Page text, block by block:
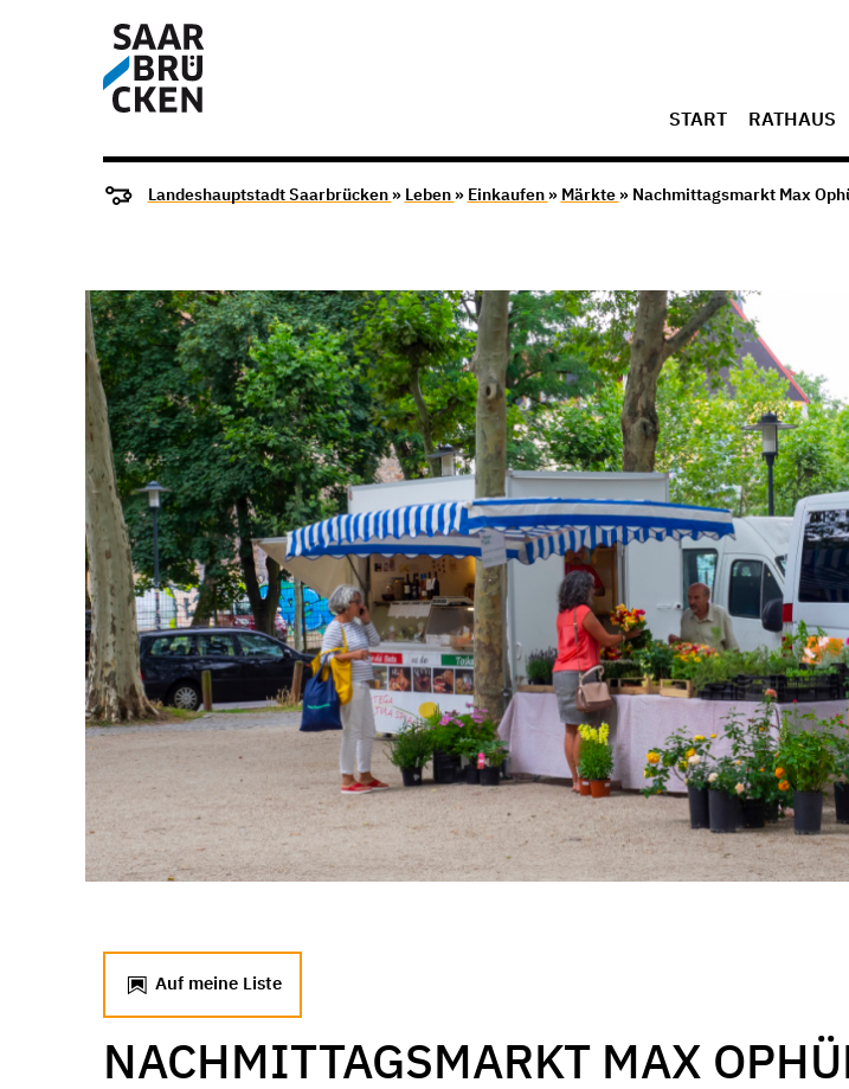
START RATHAUS
Landeshauptstadt Saarbrücken » Leben » Einkaufen » Märkte » Nachmittagsmarkt Max
Auf meine Liste
NACHMITTAGSMARKT MAX